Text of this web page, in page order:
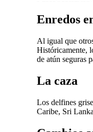
Enredos
Al igual que
Históricamente,
de atún seguras
La caza
Los delfines
Caribe, Sri